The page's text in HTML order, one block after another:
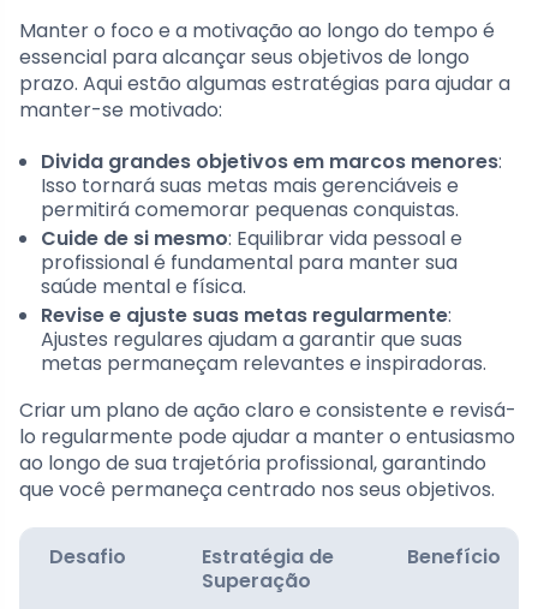
Manter o foco e a motivação ao longo do tempo é
essencial para alcançar seus objetivos de longo
prazo. Aqui estão algumas estratégias para ajudar a
manter-se motivado:
Divida grandes objetivos em marcos menores:
Isso tornará suas metas mais gerenciáveis e
permitirá comemorar pequenas conquistas.
Cuide de si mesmo: Equilibrar vida pessoal e
profissional é fundamental para manter sua
saúde mental e física.
Revise e ajuste suas metas regularmente:
Ajustes regulares ajudam a garantir que suas
metas permaneçam relevantes e inspiradoras.
Criar um plano de ação claro e consistente e revisá-
lo regularmente pode ajudar a manter o entusiasmo
ao longo de sua trajetória profissional, garantindo
que você permaneça centrado nos seus objetivos.
Desafio
Estratégia de
Superação
Benefício